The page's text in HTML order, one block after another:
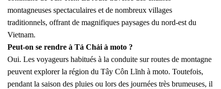
montagneuses spectaculaires et de nombreux villages
traditionnels, offrant de magnifiques paysages du nord-est du
Vietnam.
Peut-on se rendre à Tả Chải à moto ?
Oui. Les voyageurs habitués à la conduite sur routes de montagne
peuvent explorer la région du Tây Côn Lĩnh à moto. Toutefois,
pendant la saison des pluies ou lors des journées très brumeuses, il